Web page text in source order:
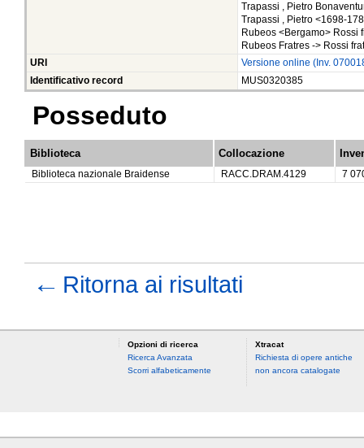
Trapassi , Pietro
Trapassi , Pietro <1698-
Rubeos <Bergamo> Rossi
Rubeos Fratres -> Rossi
URI
Versione online (Inv.
Identificativo record
MUS0320385
Posseduto
Biblioteca Collocazione
Biblioteca nazionale Braidense RACC.DRAM.4129 7
← Ritorna ai risultati
Opzioni di ricerca
Ricerca Avanzata
Scorri alfabeticamente
Xtracat
Richiesta di opere antiche
non ancora catalogate